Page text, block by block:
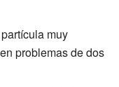
muy
problemas de dos